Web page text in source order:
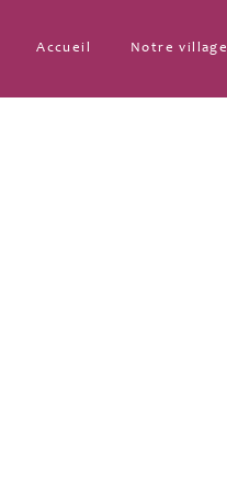
Accueil Notre village